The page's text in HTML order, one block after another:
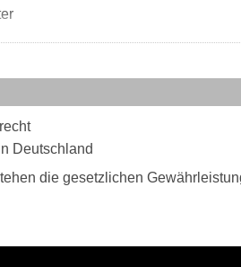
Deutschland
die gesetzlichen